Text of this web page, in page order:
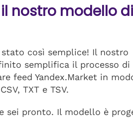
nostro modello di
stato così semplice! Il nostro
semplifica il processo di
feed Yandex.Market in
TXT e TSV.
sei pronto. Il modello è